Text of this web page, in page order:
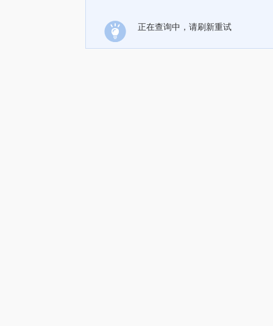
正在查询中，请刷新重试